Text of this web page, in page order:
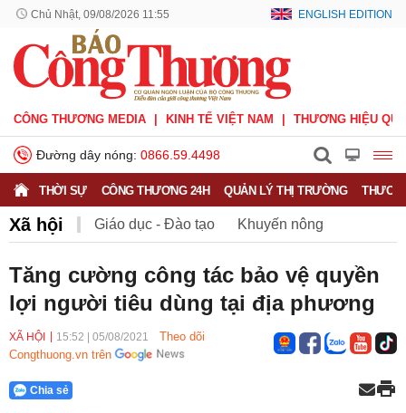
Chủ Nhật, 09/08/2026 11:55 ENGLISH EDITION
CÔNG THƯƠNG MEDIA KINH TẾ VIỆT NAM THƯƠNG HIỆU
Đường dây nóng: 0866.59.4498
THỜI SỰ CÔNG THƯƠNG 24H QUẢN LÝ THỊ TRƯỜNG
Xã hội Giáo dục - Đào tạo Khuyến nông
Phát triển bền vững Sức khỏe Việc làm
Tăng cường công tác bảo vệ quyền
lợi người tiêu dùng tại địa phương
XÃ HỘI 15:52 05/08/2021
Theo dõi
Congthuong.vn trên
Chia sẻ